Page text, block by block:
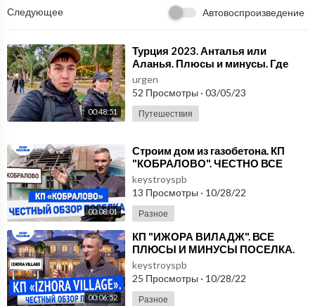
Следующее Автовоспроизведение
00:48:51
⁣Турция 2023. Анталья или
Аланья. Плюсы и минусы. Где
лучше #11
urgen
52 Просмотры · 03/05/23
Путешествия
00:08:01
⁣Строим дом из газобетона. КП
"КОБРАЛОВО". ЧЕСТНО ВСЕ
ПЛЮСЫ И МИНУСЫ ПОСЕЛКА.
ОБЗОР КОТТЕДЖ
keystroyspb
13 Просмотры · 10/28/22
Разное
00:06:52
⁣КП "ИЖОРА ВИЛАДЖ". ВСЕ
ПЛЮСЫ И МИНУСЫ ПОСЕЛКА.
ОБЗОР КОТТЕДЖНЫХ
ПОСЕЛКОВ ЛЕНИНГРАДСКОЙ
ОБЛ
keystroyspb
25 Просмотры · 10/28/22
Разное